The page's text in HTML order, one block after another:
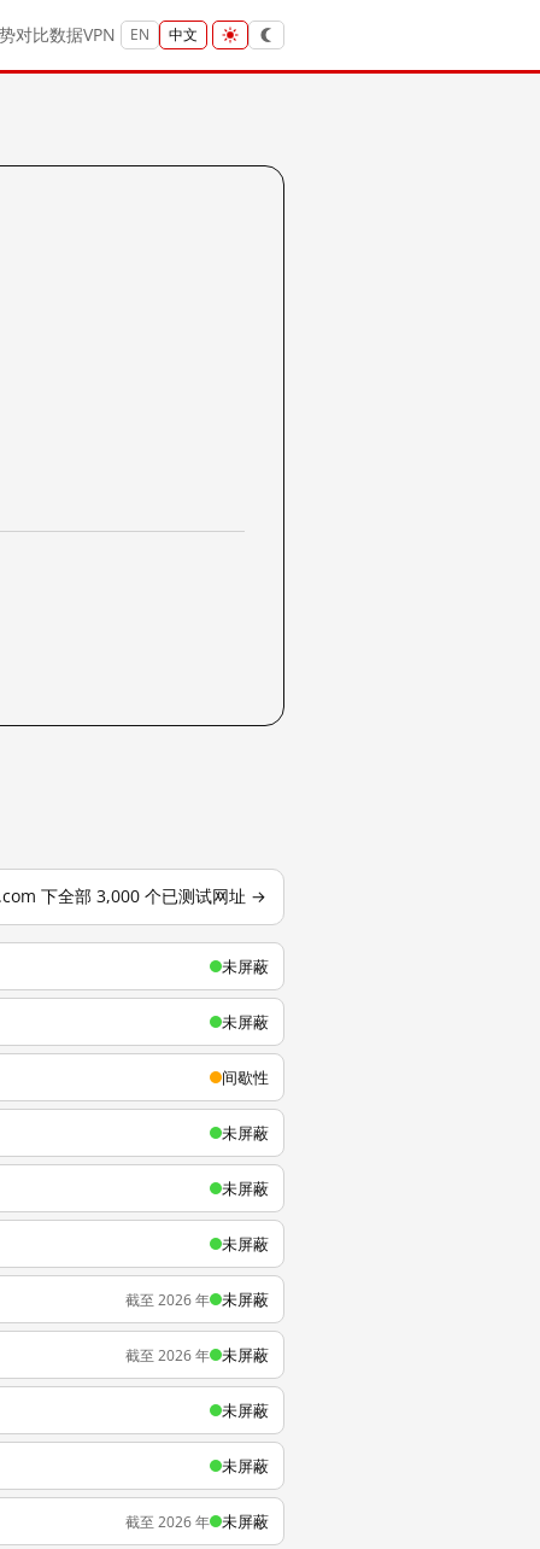
对比数据VPN EN 中文
下全部 3,000 个已测试网址 →
未屏蔽
未屏蔽
间歇性
未屏蔽
未屏蔽
未屏蔽
截至 2026 年 未屏蔽
截至 2026 年 未屏蔽
未屏蔽
未屏蔽
截至 2026 年 未屏蔽